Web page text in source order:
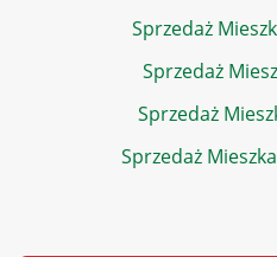
Sprzedaż
Sprzedaż
Sprzedaż
Sprzedaż